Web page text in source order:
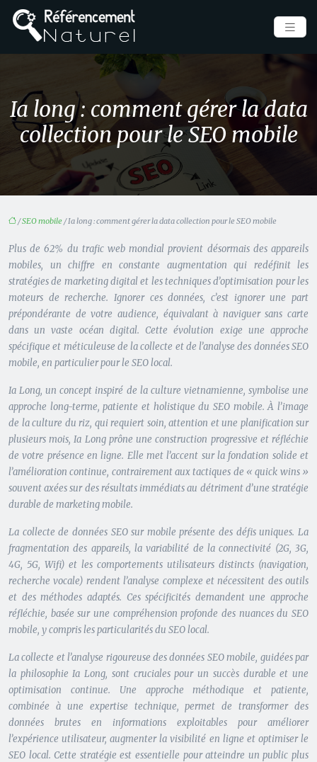
Ia long : comment gérer la data
collection pour le SEO mobile
/SEO mobile/ Ia long : comment gérer la data collection pour le SEO mobile
Plus de 62% du trafic web mondial provient désormais des appareils
mobiles, un chiffre en constante augmentation qui redéfinit les
stratégies de marketing digital et les techniques d’optimisation pour les
moteurs de recherche. Ignorer ces données, c’est ignorer une part
prépondérante de votre audience, équivalant à naviguer sans carte
dans un vaste océan digital. Cette évolution exige une approche
spécifique et méticuleuse de la collecte et de l’analyse des données SEO
mobile, en particulier pour le SEO local.
Ia Long, un concept inspiré de la culture vietnamienne, symbolise une
approche long-terme, patiente et holistique du SEO mobile. À l’image
de la culture du riz, qui requiert soin, attention et une planification sur
plusieurs mois, Ia Long prône une construction progressive et réfléchie
de votre présence en ligne. Elle met l’accent sur la fondation solide et
l’amélioration continue, contrairement aux tactiques de « quick wins »
souvent axées sur des résultats immédiats au détriment d’une stratégie
durable de marketing mobile.
La collecte de données SEO sur mobile présente des défis uniques. La
fragmentation des appareils, la variabilité de la connectivité (2G, 3G,
4G, 5G, Wifi) et les comportements utilisateurs distincts (navigation,
recherche vocale) rendent l’analyse complexe et nécessitent des outils
et des méthodes adaptés. Ces spécificités demandent une approche
réfléchie, basée sur une compréhension profonde des nuances du SEO
mobile, y compris les particularités du SEO local.
La collecte et l’analyse rigoureuse des données SEO mobile, guidées par
la philosophie Ia Long, sont cruciales pour un succès durable et une
optimisation continue. Une approche méthodique et patiente,
combinée à une expertise technique, permet de transformer des
données brutes en informations exploitables pour améliorer
l’expérience utilisateur, augmenter la visibilité en ligne et optimiser le
SEO local. Cette stratégie est essentielle pour atteindre un public plus